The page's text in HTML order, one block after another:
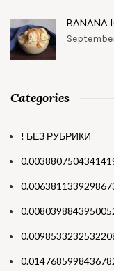
BANANA
Categories
! БЕЗ РУБРИКИ